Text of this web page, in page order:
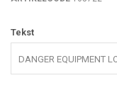
Tekst
DANGER EQUIPMENT